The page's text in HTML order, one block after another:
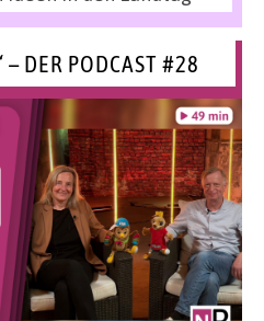
– DER PODCAST #28